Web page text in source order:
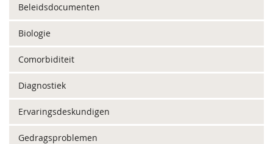
Beleidsdocumenten
Biologie
Comorbiditeit
Diagnostiek
Ervaringsdeskundigen
Gedragsproblemen